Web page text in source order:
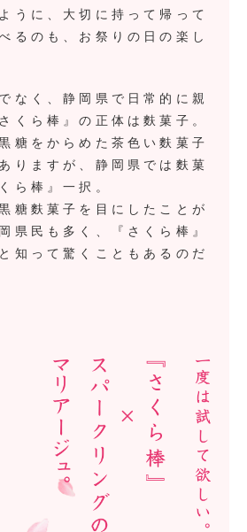
うに、大切に持って帰って
るのも、お祭りの日の楽し
なく、静岡県で日常的に親
くら棒』の正体は麩菓子。
糖をからめた茶色い麩菓子
りますが、静岡県では麩菓
ら棒』一択。
糖麩菓子を目にしたことが
県民も多く、『さくら棒』
知って驚くこともあるのだ